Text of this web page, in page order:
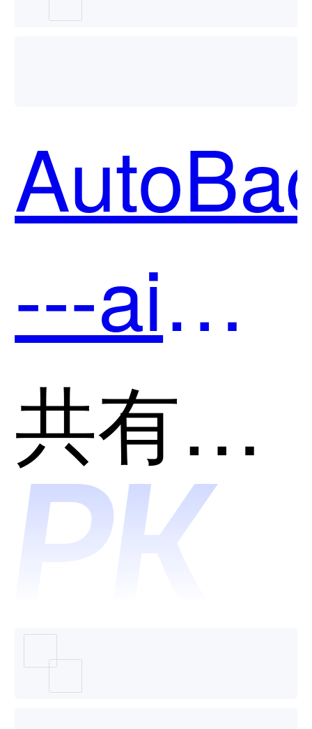
---ai后
端开发
助手和
天工智
共有分类：开发者工具